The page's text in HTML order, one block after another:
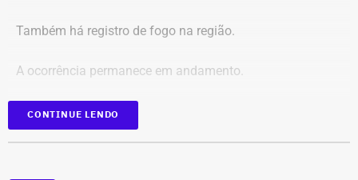
Também há registro de fogo na região.
A ocorrência permanece em andamento.
*Em atualização
CONTINUE LENDO